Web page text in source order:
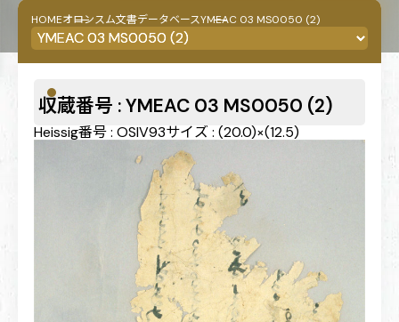
HOMEオロンスム文書データベースYMEAC 03 MS0050 (2)
収蔵番号 : YMEAC 03 MS0050 (2)
Heissig番号 : OSIV93サイズ : (20.0)×(12.5)